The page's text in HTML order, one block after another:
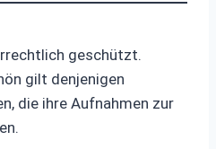
geschützt.
gilt denjenigen
die ihre Aufnahmen zur